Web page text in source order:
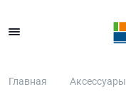
Главная Аксессуары